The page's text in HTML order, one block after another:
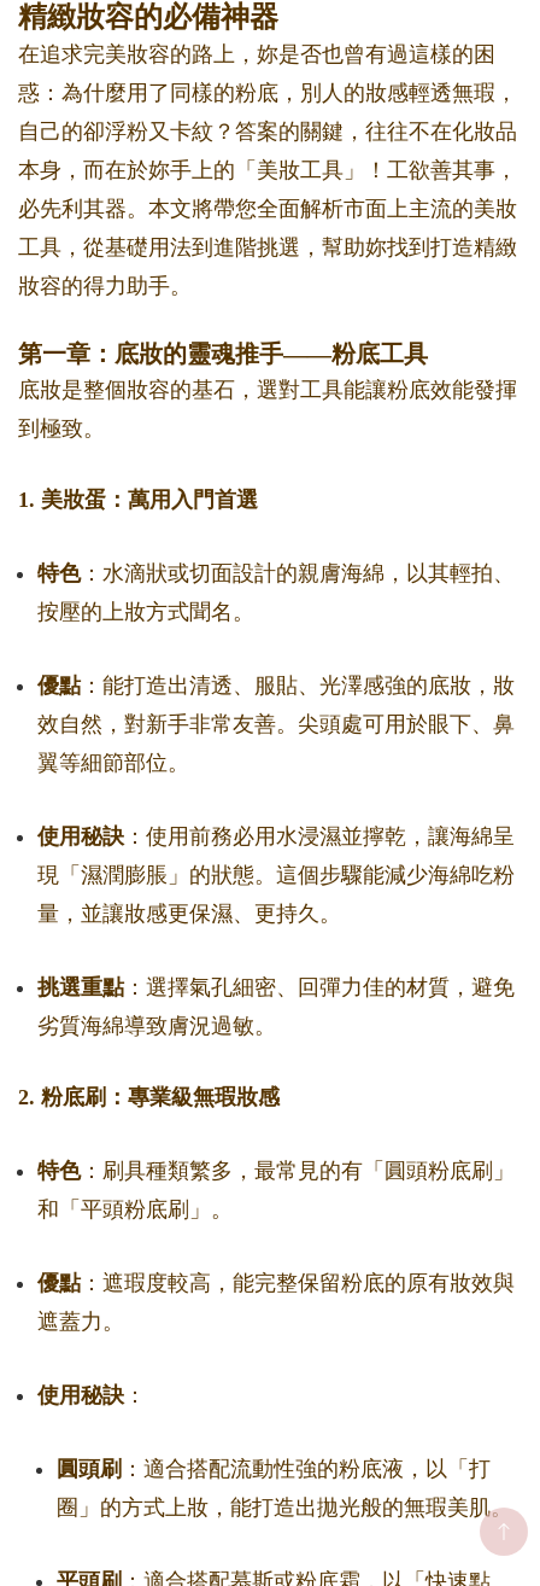
精緻妝容的必備神器
在追求完美妝容的路上，妳是否也曾有過這樣的困
惑：為什麼用了同樣的粉底，別人的妝感輕透無瑕，
自己的卻浮粉又卡紋？答案的關鍵，往往不在化妝品
本身，而在於妳手上的「美妝工具」！工欲善其事，
必先利其器。本文將帶您全面解析市面上主流的美妝
工具，從基礎用法到進階挑選，幫助妳找到打造精緻
妝容的得力助手。
第一章：底妝的靈魂推手——粉底工具
底妝是整個妝容的基石，選對工具能讓粉底效能發揮
到極致。
1. 美妝蛋：萬用入門首選
特色：水滴狀或切面設計的親膚海綿，以其輕拍、
按壓的上妝方式聞名。
優點：能打造出清透、服貼、光澤感強的底妝，妝
效自然，對新手非常友善。尖頭處可用於眼下、鼻
翼等細節部位。
使用秘訣 ：使用前務必用水浸濕並擰乾，讓海綿呈
現「濕潤膨脹」的狀態。這個步驟能減少海綿吃粉
量，並讓妝感更保濕、更持久。
挑選重點：選擇氣孔細密、回彈力佳的材質，避免
劣質海綿導致膚況過敏。
2. 粉底刷：專業級無瑕妝感
特色：刷具種類繁多，最常見的有「圓頭粉底刷」
和「平頭粉底刷」。
優點：遮瑕度較高，能完整保留粉底的原有妝效與
遮蓋力。
使用秘訣 ：
圓頭刷 ：適合搭配流動性強的粉底液，以「打
圈」的方式上妝，能打造出拋光般的無瑕美肌。